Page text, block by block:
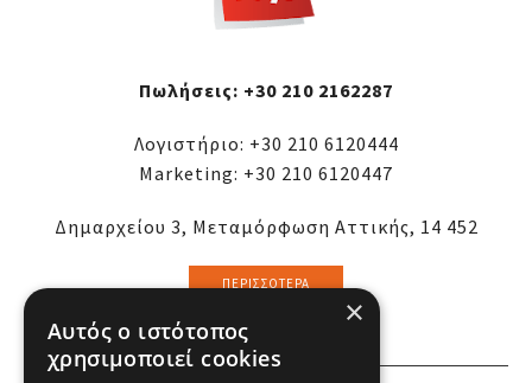
Πωλήσεις: +30 210 2162287
Λογιστήριο: +30 210 6120444
Marketing: +30 210 6120447
Δημαρχείου 3, Μεταμόρφωση Αττικής, 14 452
ΠΕΡΙΣΣΌΤΕΡΑ
×
Αυτός ο ιστότοπος
χρησιμοποιεί cookies